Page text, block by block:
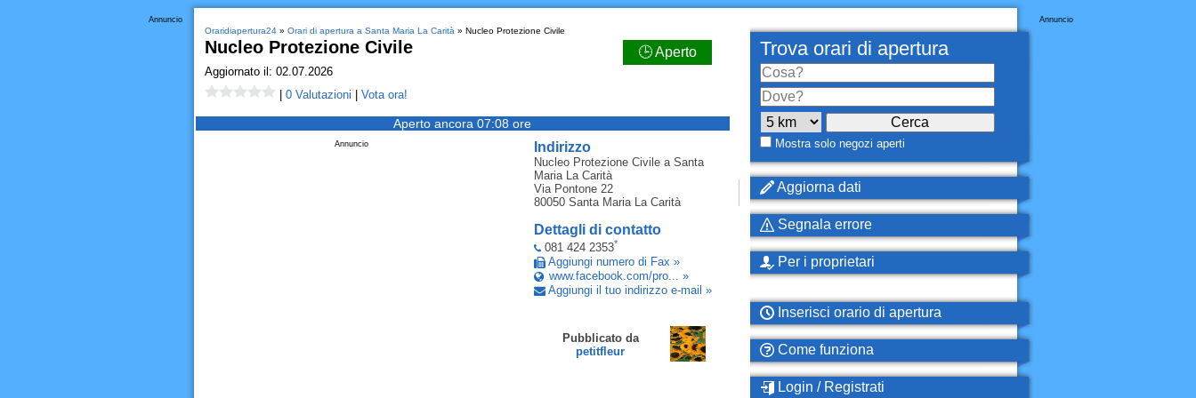
Annuncio
Oraridiapertura24» Orari di apertura a Santa Maria La Carità » Nucleo Protezione Civile
Nucleo Protezione Civile 🕒 Aperto
Aggiornato il: 02.07.2026
0 Valutazioni Vota ora!
Aperto ancora 07:08 ore
Indirizzo
Nucleo Protezione Civilea Santa
Maria La Carità
Via Pontone 22
80050 Santa Maria La Carità
Dettagli di contatto
081 424 2353*
Aggiungi numero di Fax »
www.facebook.com/pro... »
Aggiungi il tuo indirizzo e-mail »
Pubblicato da
petitfleur
Annuncio
Annuncio
Trova orari di apertura
Mostra solo negozi aperti
Aggiorna dati
Segnala errore
Per i proprietari
Inserisci orario di apertura
Come funziona
Login / Registrati